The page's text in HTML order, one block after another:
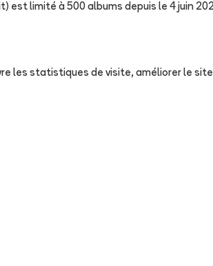
est limité à 500 albums depuis le 4 juin
les statistiques de visite, améliorer le